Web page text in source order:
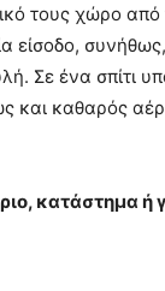
τους χώρο
είσοδο,
Σε ένα σπίτι
και καθαρός
κατάστημα ή